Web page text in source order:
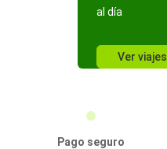
al día
Ver viajes
Pago seguro